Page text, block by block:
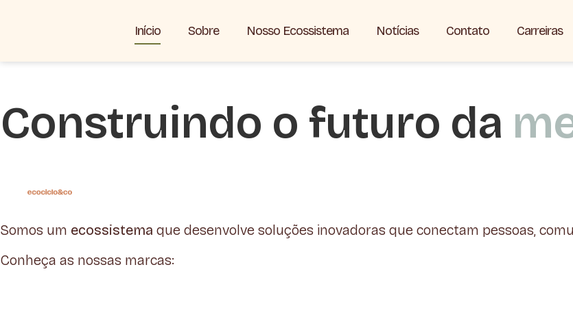
Início Sobre Nosso Ecossistema Notícias Contato Carreiras
Construindo o futuro da
Somos um ecossistema que desenvolve soluções inovadoras que conectam pessoas,
Conheça as nossas marcas: